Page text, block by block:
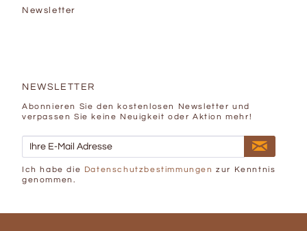
Newsletter
NEWSLETTER
Abonnieren Sie den kostenlosen Newsletter und
verpassen Sie keine Neuigkeit oder Aktion mehr!
Ich habe die Datenschutzbestimmungen zur Kenntnis
genommen.